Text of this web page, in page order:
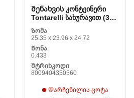
Შენახვის კონტეინერი
Tontarelli სახურავით (36 x
26.4 x 14.2 სმ)
Ზომა
25.35 x 23.96 x 24.72
Წონა
0.433
Შტრიხკოდი
8009404350560
Დარჩენილია ცოტა